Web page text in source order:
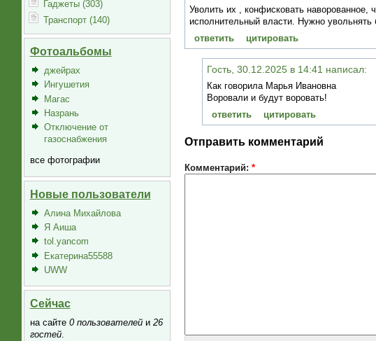
Гаджеты (303)
Транспорт (140)
Фотоальбомы
джейрах
Ингушетия
Магас
Назрань
Отключение от
газоснабжения
все фотографии
Новые пользователи
Алина Михайлова
Я Аиша
tol.yancom
Екатерина55588
UWW
Сейчас
на сайте 0 пользователейи 26
гостей.
Уволить их , конфисковать наворованное,
исполнительный власти. Нужно увольнять
ответить
цитировать
Гость, 30.12.2025 в 14:41 написал:
Как говорила Марья Ивановна
Воровали и будут воровать!
ответить
цитировать
Отправить комментарий
Комментарий: *